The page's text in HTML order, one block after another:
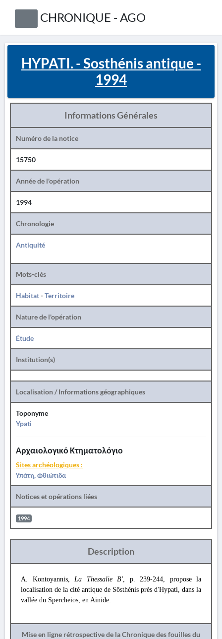
CHRONIQUE - AGO
HYPATI. - Sosthénis antique -
1994
Informations Générales
Numéro de la notice
15750
Année de l'opération
1994
Chronologie
Antiquité
Mots-clés
Habitat-Territoire
Nature de l'opération
Étude
Institution(s)
Localisation / Informations géographiques
Toponyme
Ypati
Αρχαιολογικό Κτηματολόγιο
Sites archéologiques :
Υπάτη, Φθιώτιδα
Notices et opérations liées
1994
Description
A. Kontoyannis, La Thessalie Β', p. 239-244, propose la
localisation de la cité antique de Sôsthénis près d'Hypati, dans la
vallée du Spercheios, en Ainide.
Mise en ligne rétrospective de la Chronique des fouilles du